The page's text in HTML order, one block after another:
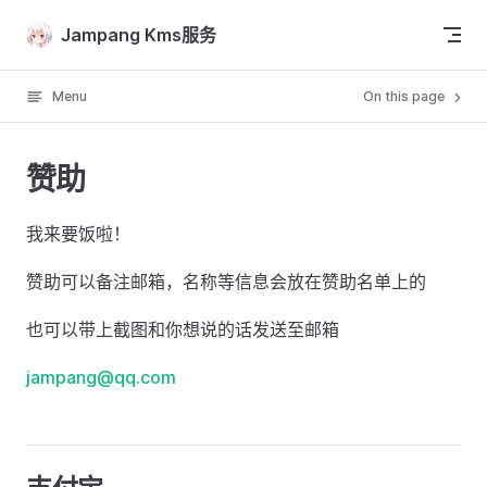
Skip to content
Jampang Kms服务
Menu On this page
赞助
我来要饭啦！
赞助可以备注邮箱，名称等信息会放在赞助名单上的
也可以带上截图和你想说的话发送至邮箱
jampang@qq.com